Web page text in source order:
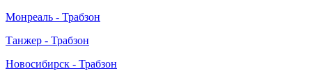
Монреаль - Трабзон
Танжер - Трабзон
Новосибирск - Трабзон